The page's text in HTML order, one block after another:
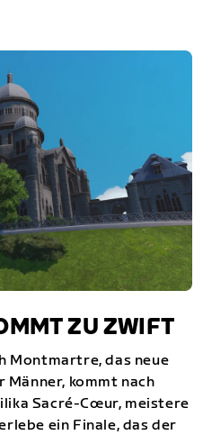
ZU ZWIFT
Montmartre, das neue
Männer, kommt nach
Sacré-Cœur, meistere
ein Finale, das der